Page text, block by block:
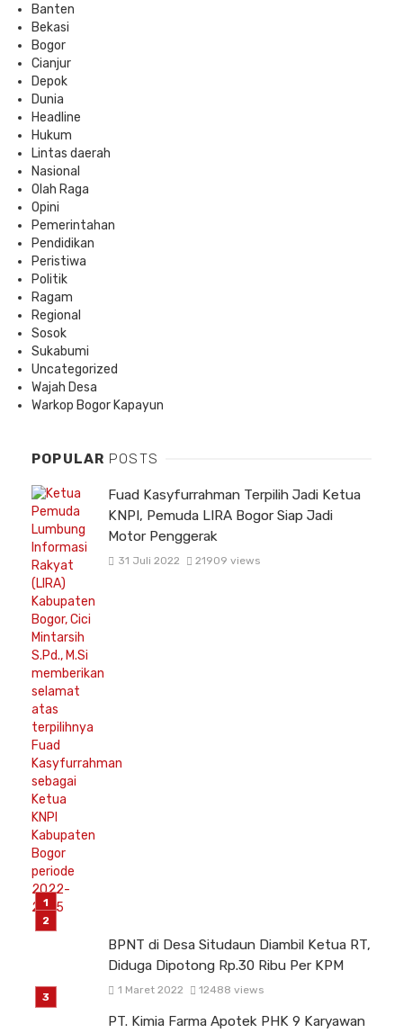
Banten
Bekasi
Bogor
Cianjur
Depok
Dunia
Headline
Hukum
Lintas daerah
Nasional
Olah Raga
Opini
Pemerintahan
Pendidikan
Peristiwa
Politik
Ragam
Regional
Sosok
Sukabumi
Uncategorized
Wajah Desa
Warkop Bogor Kapayun
POPULAR POSTS
Fuad Kasyfurrahman Terpilih Jadi Ketua
KNPI, Pemuda LIRA Bogor Siap Jadi
Motor Penggerak
31 Juli 2022 21909 views
BPNT di Desa Situdaun Diambil Ketua RT,
Diduga Dipotong Rp.30 Ribu Per KPM
1 Maret 2022 12488 views
PT. Kimia Farma Apotek PHK 9 Karyawan